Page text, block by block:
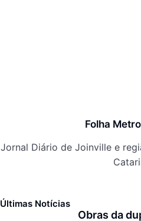
Folha
Jornal Diário de Joinville e
Últimas Notícias
Obras da